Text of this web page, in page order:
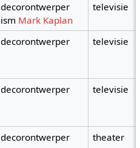
decorontwerper
ism Mark Kaplan
televisie
decorontwerper televisie
decorontwerper televisie
decorontwerper theater